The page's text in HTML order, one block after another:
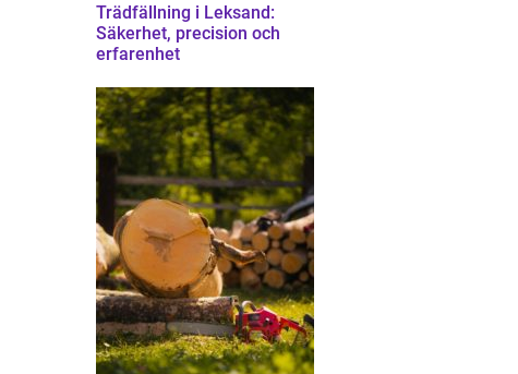
Trädfällning i Leksand:
Säkerhet, precision och
erfarenhet